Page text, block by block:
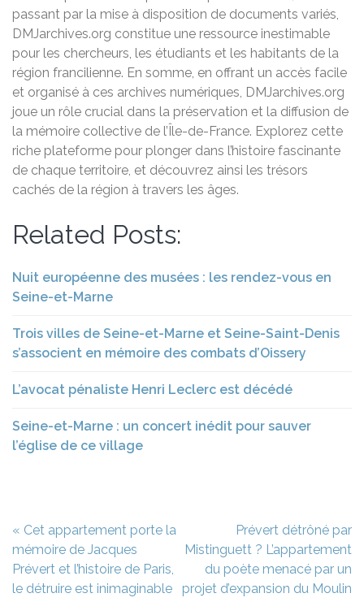
passant par la mise à disposition de documents variés,
DMJarchives.org constitue une ressource inestimable
pour les chercheurs, les étudiants et les habitants de la
région francilienne. En somme, en offrant un accès facile
et organisé à ces archives numériques, DMJarchives.org
joue un rôle crucial dans la préservation et la diffusion de
la mémoire collective de l’Île-de-France. Explorez cette
riche plateforme pour plonger dans l’histoire fascinante
de chaque territoire, et découvrez ainsi les trésors
cachés de la région à travers les âges.
Related Posts:
Nuit européenne des musées : les rendez-vous en
Seine-et-Marne
Trois villes de Seine-et-Marne et Seine-Saint-Denis
s’associent en mémoire des combats d’Oissery
L’avocat pénaliste Henri Leclerc est décédé
Seine-et-Marne : un concert inédit pour sauver
l’église de ce village
Navigation
de
l’article
« Cet appartement porte la
mémoire de Jacques
Prévert et l’histoire de Paris,
le détruire est inimaginable
Prévert détrôné par
Mistinguett ? L’appartement
du poète menacé par un
projet d’expansion du Moulin